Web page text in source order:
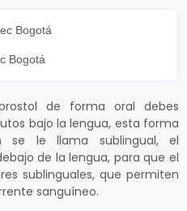
Bogotá
de forma oral debes
bajo la lengua, esta forma
se le llama sublingual, el
de la lengua, para que el
sublinguales, que permiten
sanguíneo.